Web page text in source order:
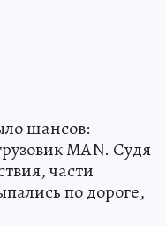
шансов:
MAN. Судя
части
по дороге,